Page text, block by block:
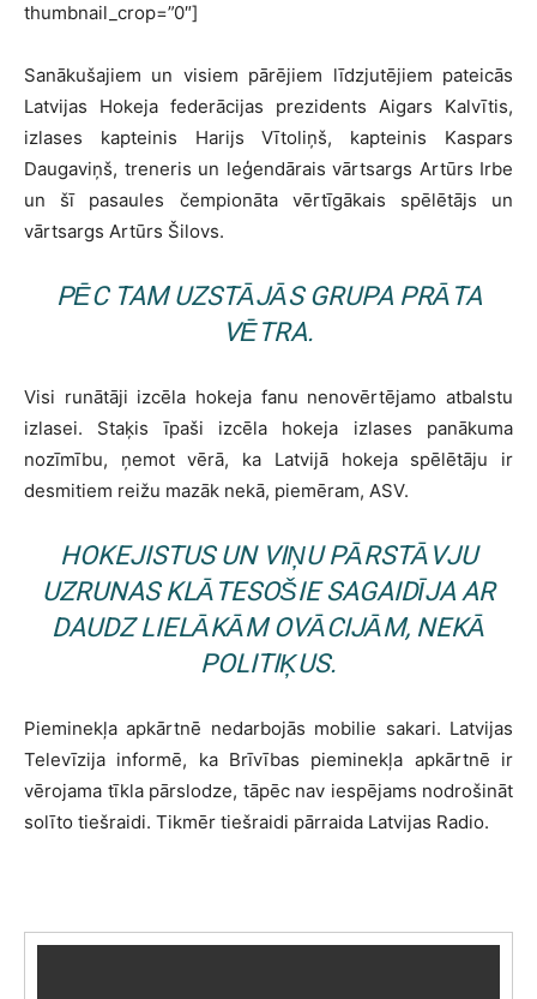
thumbnail_crop=”0″]
Sanākušajiem un visiem pārējiem līdzjutējiem pateicās
Latvijas Hokeja federācijas prezidents Aigars Kalvītis,
izlases kapteinis Harijs Vītoliņš, kapteinis Kaspars
Daugaviņš, treneris un leģendārais vārtsargs Artūrs Irbe
un šī pasaules čempionāta vērtīgākais spēlētājs un
vārtsargs Artūrs Šilovs.
PĒC TAM UZSTĀJĀS GRUPA PRĀTA
VĒTRA.
Visi runātāji izcēla hokeja fanu nenovērtējamo atbalstu
izlasei. Staķis īpaši izcēla hokeja izlases panākuma
nozīmību, ņemot vērā, ka Latvijā hokeja spēlētāju ir
desmitiem reižu mazāk nekā, piemēram, ASV.
HOKEJISTUS UN VIŅU PĀRSTĀVJU
UZRUNAS KLĀTESOŠIE SAGAIDĪJA AR
DAUDZ LIELĀKĀM OVĀCIJĀM, NEKĀ
POLITIĶUS.
Pieminekļa apkārtnē nedarbojās mobilie sakari. Latvijas
Televīzija informē, ka Brīvības pieminekļa apkārtnē ir
vērojama tīkla pārslodze, tāpēc nav iespējams nodrošināt
solīto tiešraidi. Tikmēr tiešraidi pārraida Latvijas Radio.